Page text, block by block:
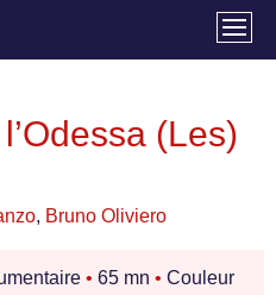
(Les)
, Bruno Oliviero
• 65 mn • Couleur